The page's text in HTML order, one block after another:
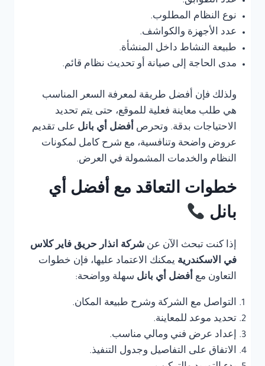
نوع النظام المطلوب.
عدد الأجهزة والكواشف.
طبيعة النشاط داخل المنشأة.
مدى الحاجة إلى صيانة أو تحديث نظام قائم.
ولذلك فإن أفضل طريقة لمعرفة السعر المناسب
هي طلب معاينة فعلية للموقع، حتى يتم تحديد
الاحتياجات بدقة. وتحرص أفضل أي بانل على تقديم
عروض واضحة وتنافسية، مع شرح كامل لمكونات
النظام والخدمات المشمولة في العرض.
خطوات التعاقد مع أفضل أي
بانل
إذا كنت تبحث الآن عن شركة انذار حريق فاير كلاس
في الاسكندرية يمكنك الاعتماد عليها، فإن خطوات
التعاون مع أفضل أي بانل سهلة وواضحة:
التواصل مع الشركة وشرح طبيعة المكان.
تحديد موعد للمعاينة.
إعداد عرض فني ومالي مناسب.
الاتفاق على التفاصيل وجدول التنفيذ.